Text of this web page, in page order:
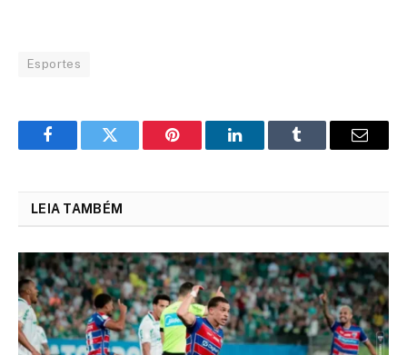
Esportes
FacebookTwitter Pinterest LinkedInTumblr Email
LEIA TAMBÉM